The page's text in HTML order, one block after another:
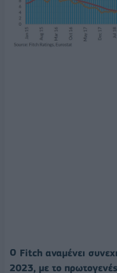
Ο Fitch αναμένει
2023, με το